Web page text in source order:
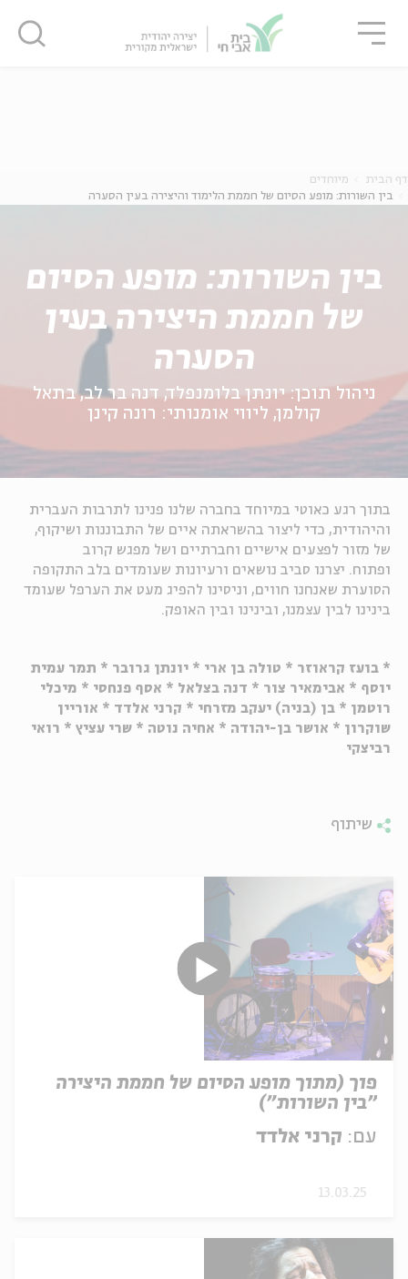
דף הבית
מיוחדים
בין השורות: מופע הסיום של חממת הלימוד והיצירה בעין הסערה
בין השורות: מופע הסיום
של חממת היצירה בעין
הסערה
ניהול תוכן: יונתן בלומנפלד, דנה בר לב, בתאל
קולמן, ליווי אומנותי: רונה קינן
בתוך רגע כאוטי במיוחד בחברה שלנו פנינו לתרבות העברית
והיהודית, כדי ליצור בהשראתה איים של התבוננות ושיקוף,
של מזור לפצעים אישיים וחברתיים ושל מפגש קרוב
ופתוח. יצרנו סביב נושאים ורעיונות שעומדים בלב התקופה
הסוערת שאנחנו חווים, וניסינו להפיג מעט את הערפל שעומד
בינינו לבין עצמנו, ובינינו ובין האופק.
* בועז קראוזר * טולה בן ארי * יונתן גרובר * תמר עמית
יוסף * אבימאיר צור * דנה בצלאל * אסף פנחסי * מיכלי
רוטמן * בן (בניה) יעקב מזרחי * קרני אלדד * אוריין
שוקרון * אושר בן-יהודה * אחיה נוטה * שרי עציץ * רואי
רביצקי
שיתוף
פוך (מתוך מופע הסיום של חממת היצירה
"בין השורות")
עם: קרני אלדד
13.03.25
סגור